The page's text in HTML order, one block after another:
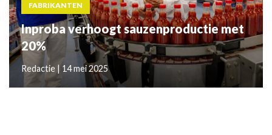
FABRIKANTEN
Inproba verhoogt sauzenproductie met
20%
Redactie | 14 mei 2025